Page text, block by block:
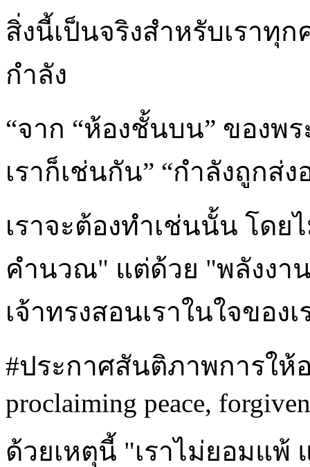
สิ่งนี้เป็นจริงสำหรับเราทุ
กำลัง
“จาก “ห้องชั้นบน” ของพ
เราก็เช่นกัน” “กำลังถูกส่
เราจะต้องทำเช่นนั้น โดย
คำนวณ" แต่ด้วย "พลังงา
เจ้าทรงสอนเราในใจของ
#ประกาศสันติภาพการให้
proclaiming peace,
ด้วยเหตุนี้ "เราไม่ยอมแพ้